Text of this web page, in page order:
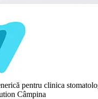
pentru clinica
Câmpina